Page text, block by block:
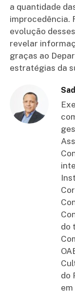
a quantidade
improcedência.
evolução
revelar
graças ao
estratégias da
do
do